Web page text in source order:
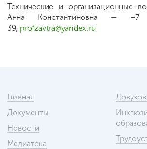
Технические и организационные
Анна Константиновна — +7
39, profzavtra@yandex.ru
Главная
Документы
Новости
Медиатека